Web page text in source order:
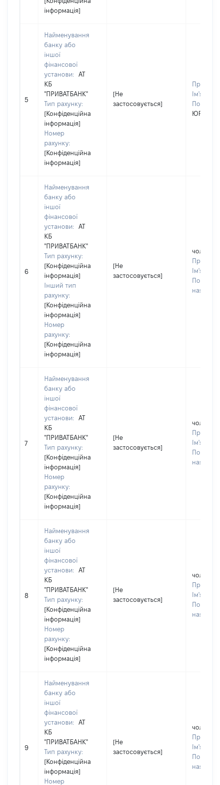
інформація]
5
Найменування
банку або
іншої
фінансової
установи:
АТ
КБ
"ПРИВАТБАНК"
Тип рахунку:
[Конфіденційна
інформація]
Номер
рахунку:
[Конфіденційна
інформація]
[Не
застосовується]
Ім'я:
По
ЮРІЇВНА
6
Найменування
банку або
іншої
фінансової
установи:
АТ
КБ
"ПРИВАТБАНК"
Тип рахунку:
[Конфіденційна
інформація]
Інший тип
рахунку:
[Конфіденційна
інформація]
Номер
рахунку:
[Конфіденційна
інформація]
[Не
застосовується]
чоловік
Ім'я:
По
7
Найменування
банку або
іншої
фінансової
установи:
АТ
КБ
"ПРИВАТБАНК"
Тип рахунку:
[Конфіденційна
інформація]
Номер
рахунку:
[Конфіденційна
інформація]
[Не
застосовується]
чоловік
Ім'я:
По
8
Найменування
банку або
іншої
фінансової
установи:
АТ
КБ
"ПРИВАТБАНК"
Тип рахунку:
[Конфіденційна
інформація]
Номер
рахунку:
[Конфіденційна
інформація]
[Не
застосовується]
чоловік
Ім'я:
По
9
Найменування
банку або
іншої
фінансової
установи:
АТ
КБ
"ПРИВАТБАНК"
Тип рахунку:
[Конфіденційна
інформація]
Номер
[Не
застосовується]
чоловік
Ім'я:
По